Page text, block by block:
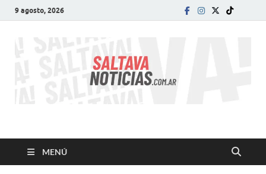
9 agosto, 2026
SALTA VA!
MENÚ